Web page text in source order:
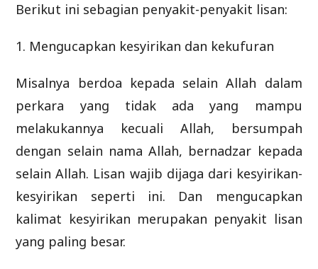
Berikut ini sebagian penyakit-penyakit lisan:
1. Mengucapkan kesyirikan dan kekufuran
Misalnya berdoa kepada selain Allah dalam
perkara yang tidak ada yang mampu
melakukannya kecuali Allah, bersumpah
dengan selain nama Allah, bernadzar kepada
selain Allah. Lisan wajib dijaga dari kesyirikan-
kesyirikan seperti ini. Dan mengucapkan
kalimat kesyirikan merupakan penyakit lisan
yang paling besar.